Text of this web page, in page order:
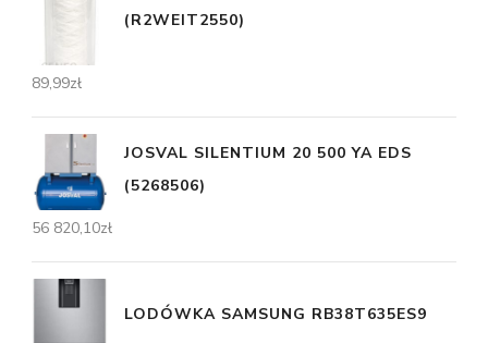
(R2WEIT2550)
89,99zł
JOSVAL SILENTIUM 20 500 YA EDS
(5268506)
56 820,10zł
LODÓWKA SAMSUNG RB38T635ES9